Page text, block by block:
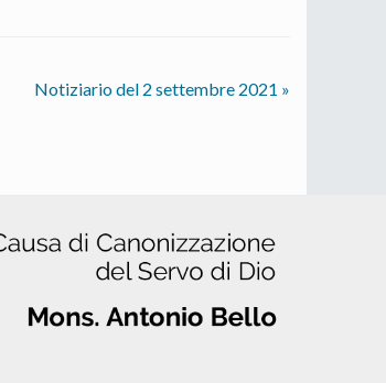
Notiziario del 2 settembre 2021 »